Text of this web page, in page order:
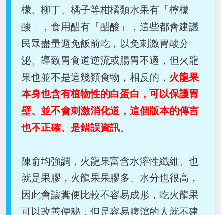
檬、柳丁、橘子等柑橘類水果有「檸檬
酸」，食用醋有「醋酸」，這些都會建議
民眾盡量避免飯前吃，以免刺激胃酸分
泌、導致胃食道逆流或腸胃不適，但火龍
果也並不是這幾類食物，相反的， 火龍果
本身也含有植物性的白蛋白，可以保護胃
壁、並不會刺激消化道，這個版本的傳言
也不正確、是錯誤資訊。
陳俞均強調，火龍果富含水溶性纖維、也
就是果膠，火龍果果膠多、水分也很高，
因此會讓糞便比較不容易成形，吃火龍果
可以改善便秘，但是容易腹瀉的人就不建